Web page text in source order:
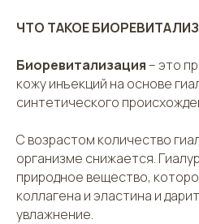
ЧТО ТАКОЕ
Биоревитализация – это
кожу инъекций на основе
синтетического
С возрастом количество
организме снижается.
природное вещество,
коллагена и эластина и
увлажнение.